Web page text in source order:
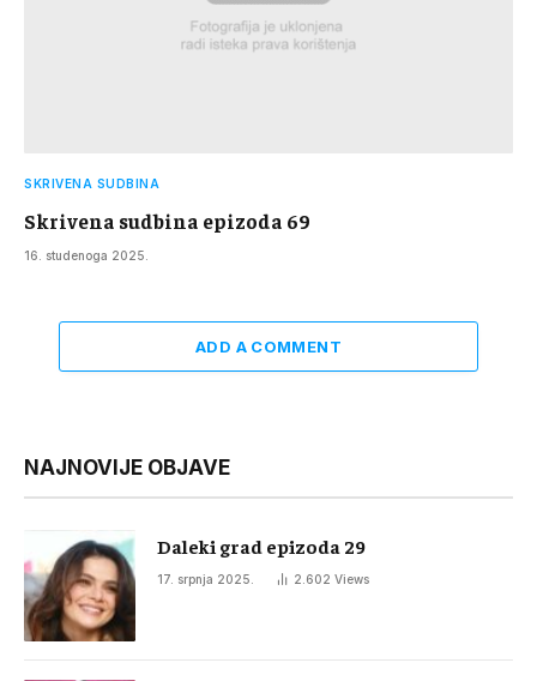
SKRIVENA SUDBINA
Skrivena sudbina epizoda 69
16. studenoga 2025.
ADD A COMMENT
NAJNOVIJE OBJAVE
Daleki grad epizoda 29
17. srpnja 2025. 2.602 Views